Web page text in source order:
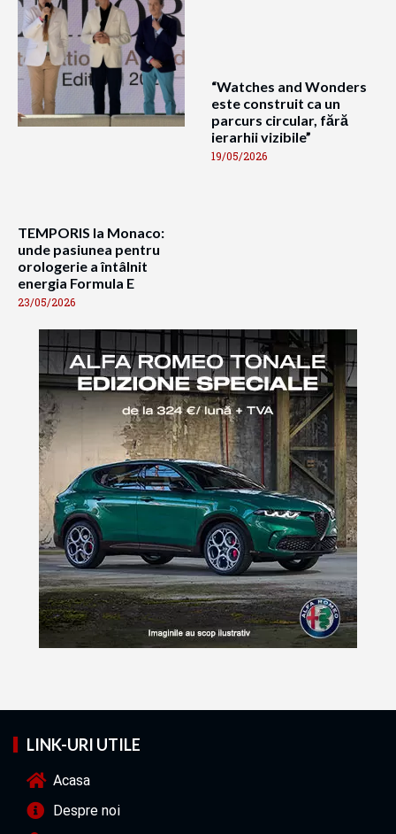
TEMPORIS la Monaco:
unde pasiunea pentru
orologerie a întâlnit
energia Formula E
23/05/2026
“Watches and Wonders
este construit ca un
parcurs circular, fără
ierarhii vizibile”
19/05/2026
LINK-URI UTILE
Acasa
Despre noi